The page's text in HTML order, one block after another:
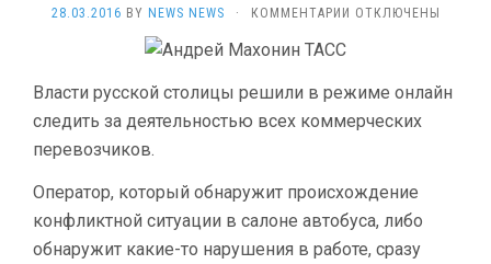
28.03.2016 BY NEWS NEWS · КОММЕНТАРИИ К
СТОЛИЦЕ
НАРУШЕНИЯ
ОТСЛЕЖИВАТЬСЯ
В РЕЖИМЕ
ОТКЛЮЧЕНЫ
Власти русской столицы решили в режиме онлайн
следить за деятельностью всех коммерческих
перевозчиков.
Оператор, который обнаружит происхождение
конфликтной ситуации в салоне автобуса, либо
обнаружит какие-то нарушения в работе, сразу